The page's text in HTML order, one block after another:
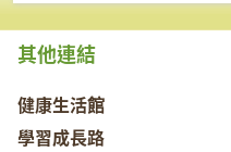
其他連結
健康生活館
學習成長路